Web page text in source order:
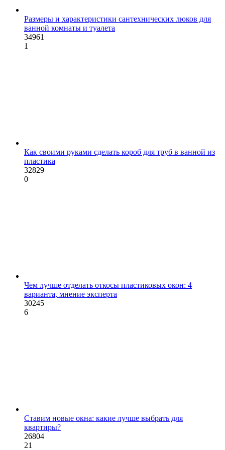
Размеры и характеристики сантехнических люков для
ванной комнаты и туалета
34961
1
Как своими руками сделать короб для труб в ванной из
пластика
32829
0
Чем лучше отделать откосы пластиковых окон: 4
варианта, мнение эксперта
30245
6
Ставим новые окна: какие лучше выбрать для
квартиры?
26804
21